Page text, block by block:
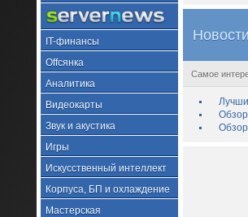
IT-финансы
Offсянка
Аналитика
Видеокарты
Звук и акустика
Игры
Искусственный интеллект
Корпуса, БП и охлаждение
Мастерская
Самое